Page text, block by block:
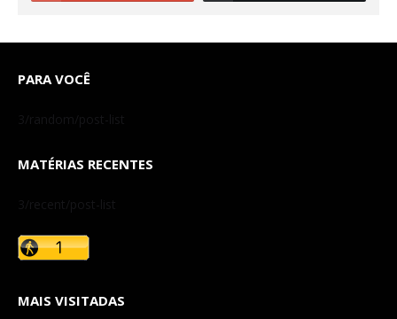
PARA VOCÊ
3/random/post-list
MATÉRIAS RECENTES
3/recent/post-list
MAIS VISITADAS